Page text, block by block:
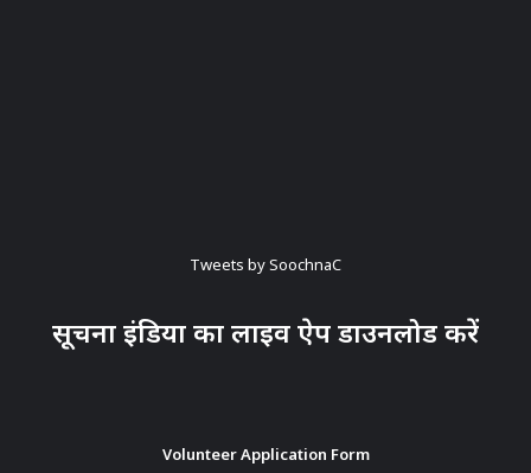
Tweets by SoochnaC
सूचना इंडिया का लाइव ऐप डाउनलोड करें
Volunteer Application Form